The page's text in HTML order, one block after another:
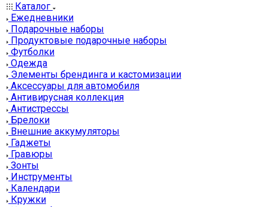
Каталог
Ежедневники
Подарочные наборы
Продуктовые подарочные наборы
Футболки
Одежда
Элементы брендинга и кастомизации
Аксессуары для автомобиля
Антивирусная коллекция
Антистрессы
Брелоки
Внешние аккумуляторы
Гаджеты
Гравюры
Зонты
Инструменты
Календари
Кружки